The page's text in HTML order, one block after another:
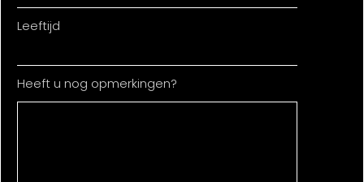
Leeftijd
Heeft u nog opmerkingen?